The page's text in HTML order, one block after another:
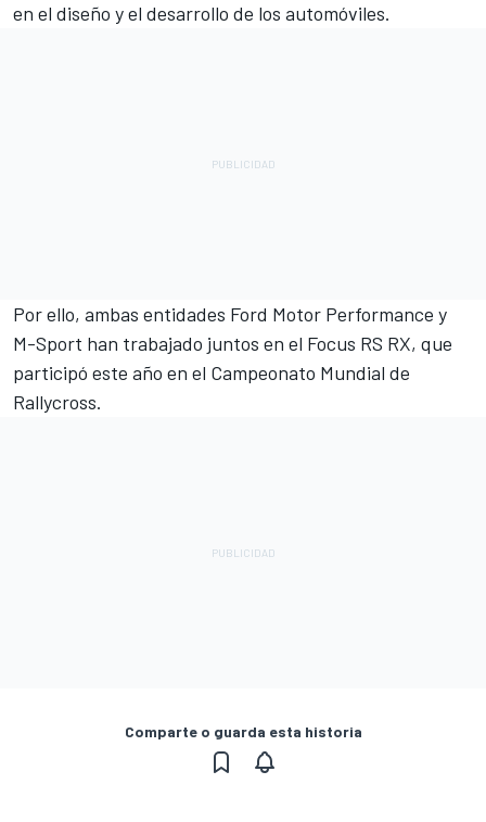
en el diseño y el desarrollo de los automóviles.
Por ello, ambas entidades Ford Motor Performance y
M-Sport han trabajado juntos en el Focus RS RX, que
participó este año en el Campeonato Mundial de
Rallycross.
Comparte o guarda esta historia